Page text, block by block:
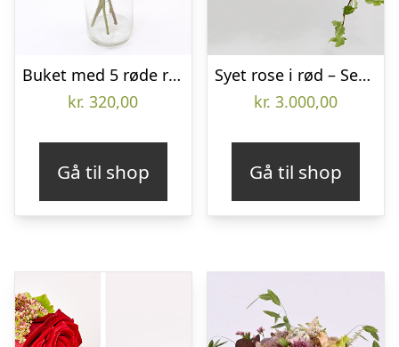
Buket med 5 røde roser – Send blomster med Bloomit
kr. 320,00
Gå til shop
Syet rose i rød – Send blomster med Bloomit
kr. 3.000,00
Gå til shop